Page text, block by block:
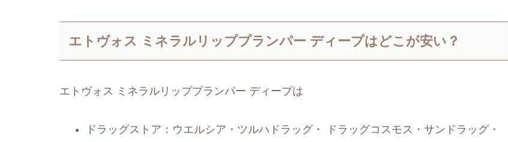
エトヴォス ミネラルリッププランパー ディープはどこが安い？
エトヴォス ミネラルリッププランパー ディープは
ドラッグストア：ウエルシア・ツルハドラッグ・ ドラッグコスモス・サンドラッグ・